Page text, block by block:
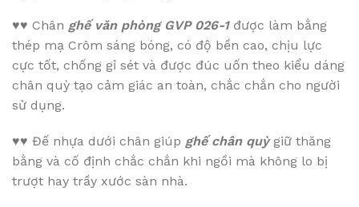
♥♥ Chân ghế văn phòng GVP 026-1được làm bằng
thép mạ Crôm sáng bóng, có độ bền cao, chịu lực
cực tốt, chống gỉ sét và được đúc uốn theo kiểu dáng
chân quỳ tạo cảm giác an toàn, chắc chắn cho người
sử dụng.
♥♥ Đế nhựa dưới chân giúp ghế chân quỳgiữ thăng
bằng và cố định chắc chắn khi ngồi mà không lo bị
trượt hay trầy xước sàn nhà.